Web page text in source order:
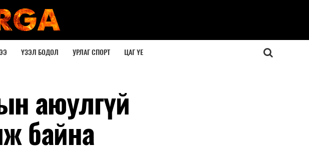
ҮЗЭЛ БОДОЛ УРЛАГ СПОРТ ЦАГ ҮЕ
аюулгүй
байна